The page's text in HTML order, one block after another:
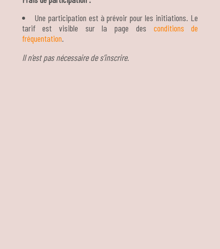
Une participation est à prévoir pour les initiations. Le
tarif est visible sur la page des conditions de
fréquentation.
Il n’est pas nécessaire de s’inscrire.